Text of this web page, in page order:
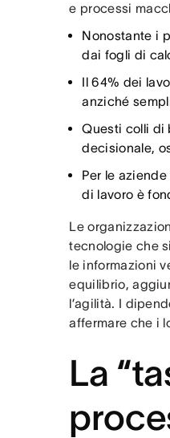
e processi
Nonostante i
dai fogli di
Il 64% dei
anziché
Questi colli di
decisionale,
Per le
di lavoro è
Le
tecnologie che
le informazioni
equilibrio,
l’agilità. I
affermare che i
La